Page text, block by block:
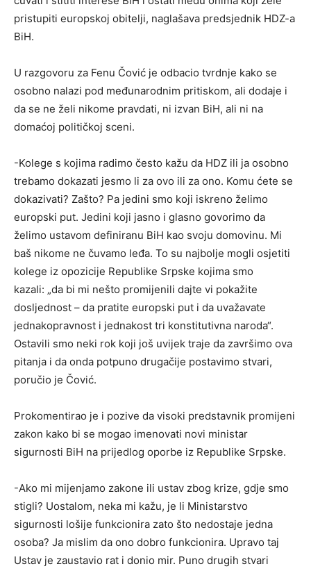
pristupiti europskoj obitelji, naglašava predsjednik HDZ-a
BiH.
U razgovoru za Fenu Čović je odbacio tvrdnje kako se
osobno nalazi pod međunarodnim pritiskom, ali dodaje i
da se ne želi nikome pravdati, ni izvan BiH, ali ni na
domaćoj političkoj sceni.
-Kolege s kojima radimo često kažu da HDZ ili ja osobno
trebamo dokazati jesmo li za ovo ili za ono. Komu ćete se
dokazivati? Zašto? Pa jedini smo koji iskreno želimo
europski put. Jedini koji jasno i glasno govorimo da
želimo ustavom definiranu BiH kao svoju domovinu. Mi
baš nikome ne čuvamo leđa. To su najbolje mogli osjetiti
kolege iz opozicije Republike Srpske kojima smo
kazali: „da bi mi nešto promijenili dajte vi pokažite
dosljednost – da pratite europski put i da uvažavate
jednakopravnost i jednakost tri konstitutivna naroda“.
Ostavili smo neki rok koji još uvijek traje da završimo ova
pitanja i da onda potpuno drugačije postavimo stvari,
poručio je Čović.
Prokomentirao je i pozive da visoki predstavnik promijeni
zakon kako bi se mogao imenovati novi ministar
sigurnosti BiH na prijedlog oporbe iz Republike Srpske.
-Ako mi mijenjamo zakone ili ustav zbog krize, gdje smo
stigli? Uostalom, neka mi kažu, je li Ministarstvo
sigurnosti lošije funkcionira zato što nedostaje jedna
osoba? Ja mislim da ono dobro funkcionira. Upravo taj
Ustav je zaustavio rat i donio mir. Puno drugih stvari